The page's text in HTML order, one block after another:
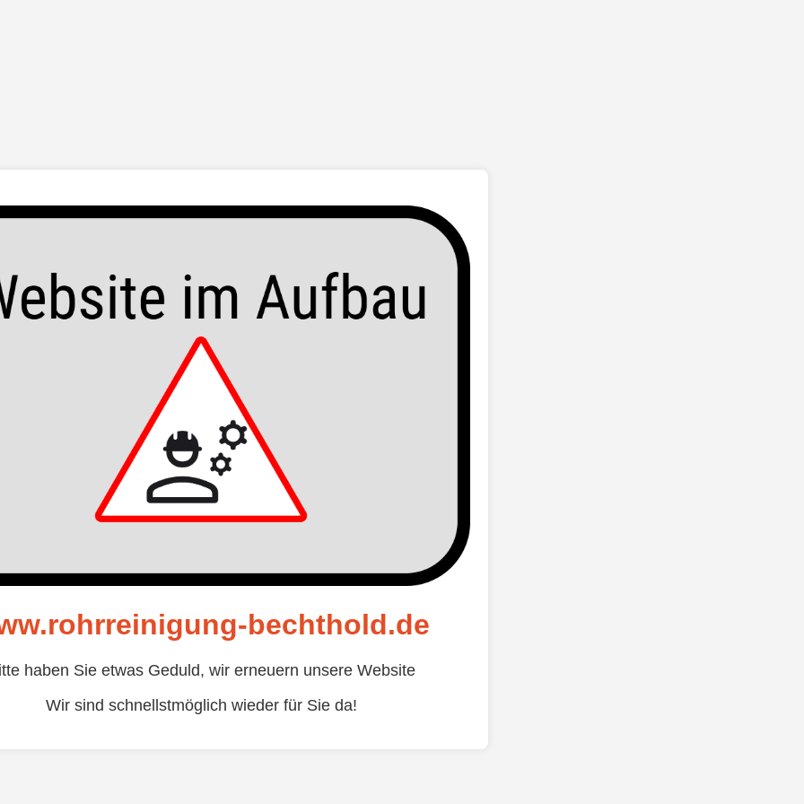
bechthold.de
haben Sie etwas Geduld, wir erneuern unsere Website
Wir sind schnellstmöglich wieder für Sie da!